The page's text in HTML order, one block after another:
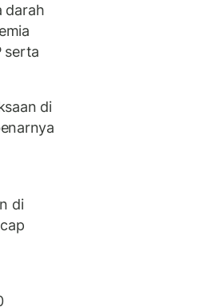
darah
serta
di
di